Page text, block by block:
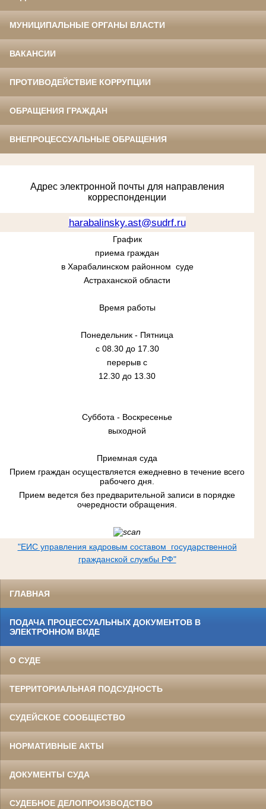
МУНИЦИПАЛЬНЫЕ ОРГАНЫ ВЛАСТИ
ВАКАНСИИ
ПРОТИВОДЕЙСТВИЕ КОРРУПЦИИ
ОБРАЩЕНИЯ ГРАЖДАН
ВНЕПРОЦЕССУАЛЬНЫЕ ОБРАЩЕНИЯ
Адрес электронной почты для направления
корреспонденции
harabalinsky.ast@sudrf.ru
График
приема граждан
в Харабалинском районном суде
Астраханской области
Время работы
Понедельник - Пятница
с 08.30 до 17.30
перерыв с
12.30 до 13.30
Суббота - Воскресенье
выходной
Приемная суда
Прием граждан осуществляется ежедневно в течение всего
рабочего дня.
Прием ведется без предварительной записи в порядке
очередности обращения.
"ЕИС управления кадровым составом государственной
гражданской службы РФ"
ГЛАВНАЯ
ПОДАЧА ПРОЦЕССУАЛЬНЫХ ДОКУМЕНТОВ В
ЭЛЕКТРОННОМ ВИДЕ
О СУДЕ
ТЕРРИТОРИАЛЬНАЯ ПОДСУДНОСТЬ
СУДЕЙСКОЕ СООБЩЕСТВО
НОРМАТИВНЫЕ АКТЫ
ДОКУМЕНТЫ СУДА
СУДЕБНОЕ ДЕЛОПРОИЗВОДСТВО